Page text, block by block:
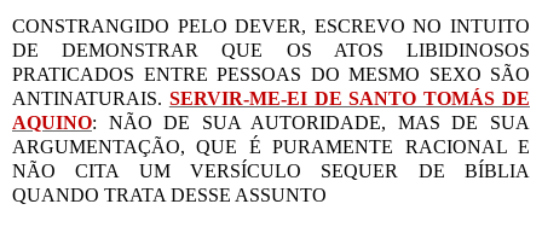
CONSTRANGIDO PELO DEVER, ESCREVO NO INTUITO
DE DEMONSTRAR QUE OS ATOS LIBIDINOSOS
PRATICADOS ENTRE PESSOAS DO MESMO SEXO SÃO
ANTINATURAIS. SERVIR-ME-EI DE SANTO TOMÁS DE
AQUINO: NÃO DE SUA AUTORIDADE, MAS DE SUA
ARGUMENTAÇÃO, QUE É PURAMENTE RACIONAL E
NÃO CITA UM VERSÍCULO SEQUER DE BÍBLIA
QUANDO TRATA DESSE ASSUNTO